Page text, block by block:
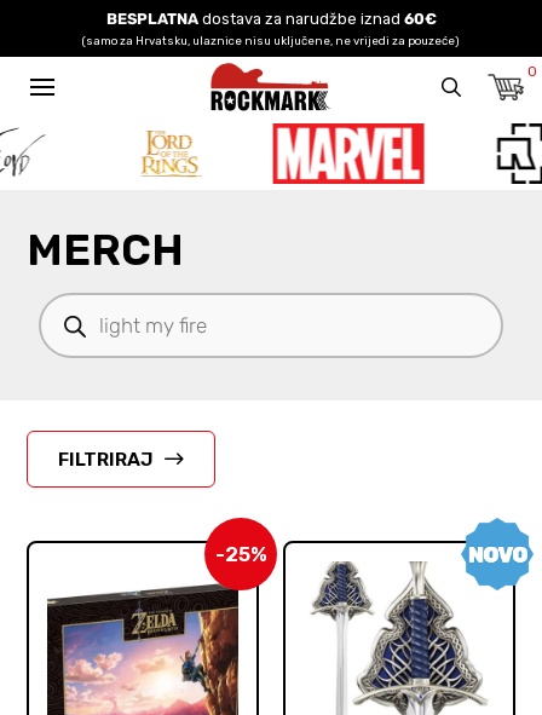
BESPLATNAdostava za narudžbe iznad 60€
(samo za Hrvatsku, ulaznice nisu uključene, ne vrijedi za pouzeće)
0
MERCH
Products
search
FILTRIRAJ
-25%